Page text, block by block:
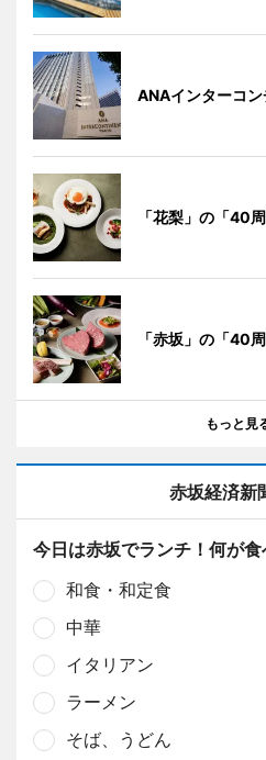
ANAインターコ
「花梨」の「40
「赤坂」の「40
もっと見
赤坂経済新
今日は赤坂でランチ！何が食
和食・和定食
中華
イタリアン
ラーメン
そば、うどん